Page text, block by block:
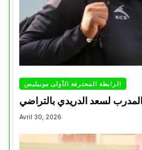
الرابطة المحترفة الأولى موبيليس
لسعد الدريدي بالتراضي
Avril 30, 2026